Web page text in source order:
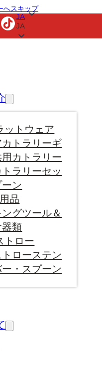
へスキップ
JA
JA
ットウェア
カトラリーギ
カトラリー
ラリーセッ
ーン
品
グツール＆
器類
トロー
ローステン
ー・スプーン